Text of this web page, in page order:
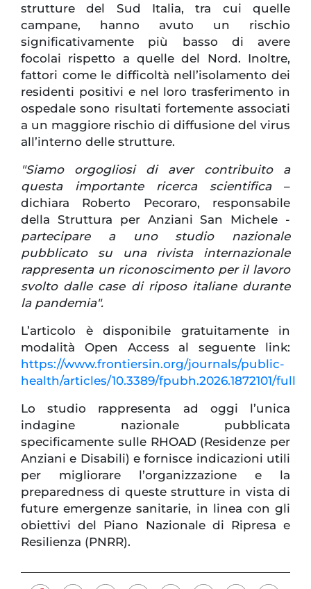
strutture del Sud Italia, tra cui quelle
campane, hanno avuto un rischio
significativamente più basso di avere
focolai rispetto a quelle del Nord. Inoltre,
fattori come le difficoltà nell’isolamento dei
residenti positivi e nel loro trasferimento in
ospedale sono risultati fortemente associati
a un maggiore rischio di diffusione del virus
all’interno delle strutture.
"Siamo orgogliosi di aver contribuito a
questa importante ricerca scientifica –
dichiara Roberto Pecoraro, responsabile
della Struttura per Anziani San Michele -
partecipare a uno studio nazionale
pubblicato su una rivista internazionale
rappresenta un riconoscimento per il lavoro
svolto dalle case di riposo italiane durante
la pandemia".
L’articolo è disponibile gratuitamente in
modalità Open Access al seguente link:
https://www.frontiersin.org/journals/public-
health/articles/10.3389/fpubh.2026.1872101/full
Lo studio rappresenta ad oggi l’unica
indagine nazionale pubblicata
specificamente sulle RHOAD (Residenze per
Anziani e Disabili) e fornisce indicazioni utili
per migliorare l’organizzazione e la
preparedness di queste strutture in vista di
future emergenze sanitarie, in linea con gli
obiettivi del Piano Nazionale di Ripresa e
Resilienza (PNRR).